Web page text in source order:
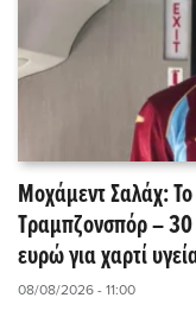
Μοχάμεντ Σαλάχ:
Τραμπζονσπόρ –
ευρώ για χαρτί
08/08/2026 - 11:00